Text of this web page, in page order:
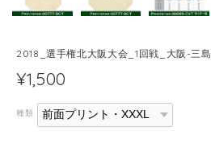
2018_選手権北大阪大会_1回戦_大阪-三島
¥1,500
種類